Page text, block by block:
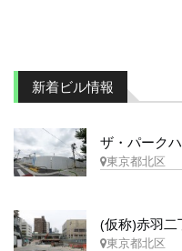
新着ビル情報
ザ・パーク
東京都北区
(仮称)赤羽
東京都北区